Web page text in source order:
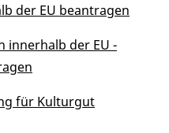
der EU beantragen
innerhalb der EU -
für Kulturgut